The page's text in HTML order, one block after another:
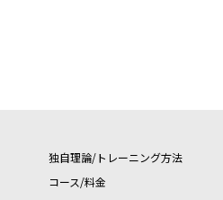
独自理論/トレーニング方法
コース/料金